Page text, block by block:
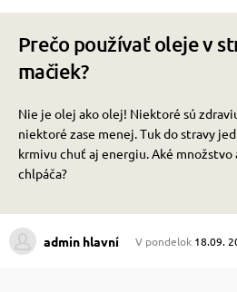
psov
psov
psov
mačky
mačky
podstielka
Prečo používať oleje v
mačiek?
Nie je olej ako olej! Niektoré sú
niektoré zase menej. Tuk do stravy
krmivu chuť aj energiu. Aké množstvo
chlpáča?
admin hlavní V pondelok 18.09.